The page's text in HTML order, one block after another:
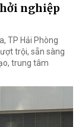
nghiệp
TP Hải Phòng
trội, sẵn sàng
trung tâm